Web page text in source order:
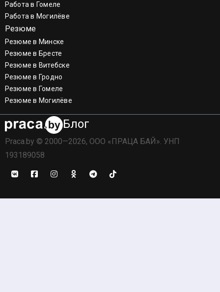
Работа в Гомеле
Работа в Могилёве
Резюме
Резюме в Минске
Резюме в Бресте
Резюме в Витебске
Резюме в Гродно
Резюме в Гомеле
Резюме в Могилёве
Блог
Praca.by © 2000—2026, ООО «ПРАЦА БАЙ». УНП
193189058